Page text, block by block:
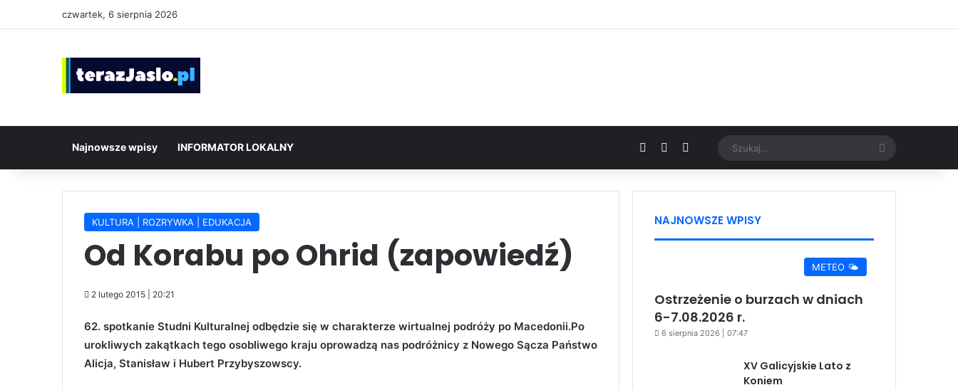
czwartek, 6 sierpnia 2026
Najnowsze wpisy INFORMATOR LOKALNY Facebook YouTubeGoogle News Szukaj...
KULTURA | ROZRYWKA | EDUKACJA
Od Korabu po Ohrid (zapowiedź)
2 lutego 2015 | 20:21
62. spotkanie Studni Kulturalnej odbędzie się w charakterze wirtualnej podróży po Macedonii.Po
urokliwych zakątkach tego osobliwego kraju oprowadzą nas podróżnicy z Nowego Sącza Państwo
Alicja, Stanisław i Hubert Przybyszowscy.
NAJNOWSZE WPISY
METEO 🌤️
Ostrzeżenie o burzach w dniach
6-7.08.2026 r.
6 sierpnia 2026 | 07:47
XV Galicyjskie Lato z
Koniem